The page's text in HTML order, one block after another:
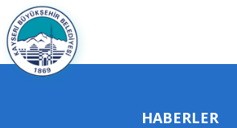
HABERLER